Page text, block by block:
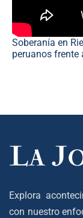
Soberanía en
peruanos frente
Explora
con nuestro